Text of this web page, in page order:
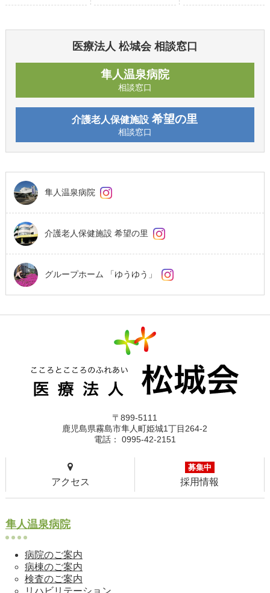
医療法人 松城会 相談窓口
隼人温泉病院
相談窓口
介護老人保健施設 希望の里
相談窓口
隼人温泉病院
介護老人保健施設 希望の里
グループホーム 「ゆうゆう」
〒899-5111
鹿児島県霧島市隼人町姫城1丁目264-2
電話： 0995-42-2151
アクセス
募集中
採用情報
隼人温泉病院
病院のご案内
病棟のご案内
検査のご案内
リハビリテーション